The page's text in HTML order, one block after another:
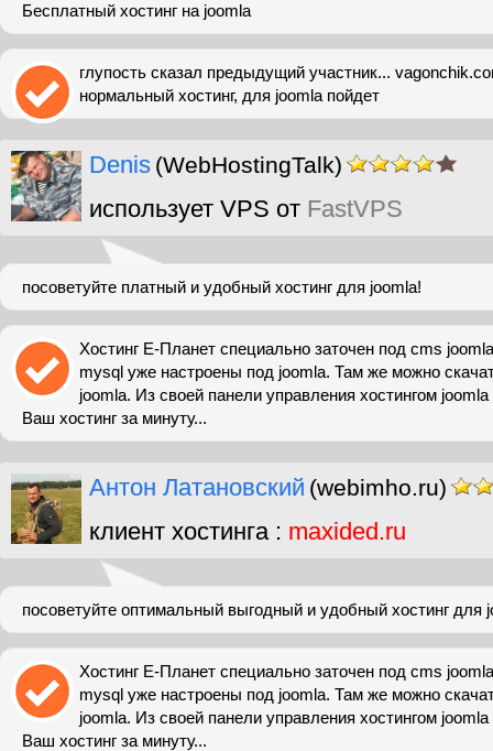
Бесплатный хостинг на joomla
глупость сказал предыдущий участник...
нормальный хостинг, для joomla пойдет
Denis (WebHostingTalk)
использует VPS от FastVPS
посоветуйте платный и удобный хостинг для joomla!
Хостинг Е-Планет специально заточен под cms
mysql уже настроены под joomla. Там же можно
joomla. Из своей панели управления хостингом
Ваш хостинг за минуту...
Антон Латановский (webimho.ru)
клиент хостинга : maxided.ru
посоветуйте оптимальный выгодный и удобный хостинг для
Хостинг Е-Планет специально заточен под cms
mysql уже настроены под joomla. Там же можно
joomla. Из своей панели управления хостингом
Ваш хостинг за минуту...